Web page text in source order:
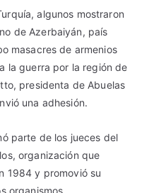
algunos mostraron
de Azerbaiyán, país
masacres de armenios
la guerra por la región de
presidenta de Abuelas
una adhesión.
parte de los jueces del
organización que
1984 y promovió su
organismos